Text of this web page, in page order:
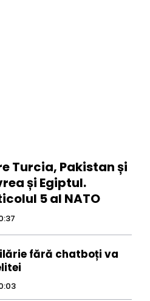
Turcia, Pakistan și
și Egiptul.
5 al NATO
fără chatboți va